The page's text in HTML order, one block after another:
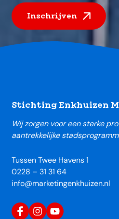
Inschrijven
Footer
Stichting Enkhuizen
Wij zorgen voor een sterke
aantrekkelijke
Tussen Twee Havens 1
0228 – 31 31 64
info@marketingenkhuizen.nl